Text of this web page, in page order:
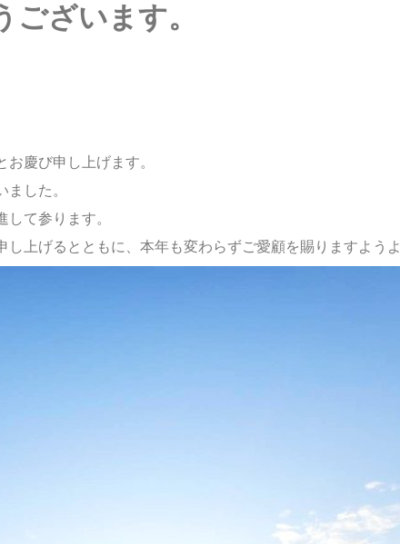
ざいます。
慶び申し上げます。
した。
て参ります。
上げるとともに、本年も変わらずご愛顧を賜りますよう